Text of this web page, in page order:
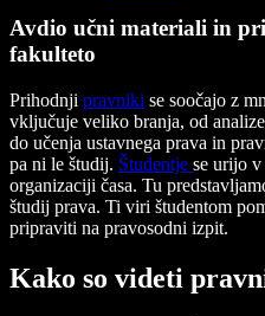
Avdio učni materiali in
fakulteto
Prihodnji pravniki se soočajo z
vključuje veliko branja, od
do učenja ustavnega prava in
pa ni le študij. Študentje se urijo v
organizaciji časa. Tu
študij prava. Ti viri študentom
pripraviti na pravosodni izpit.
Kako so videti